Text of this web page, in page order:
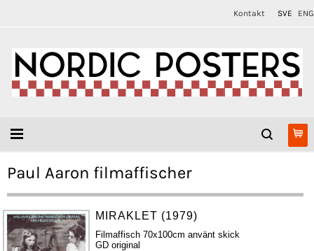
Kontakt SVE ENG
Paul Aaron filmaffischer
MIRAKLET (1979)
Filmaffisch 70x100cm använt skick
GD original